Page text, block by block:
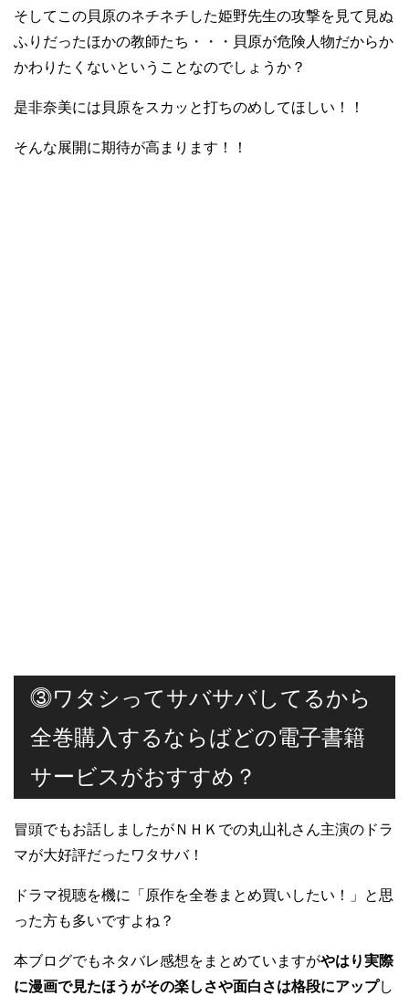
そしてこの貝原のネチネチした姫野先生の攻撃を見て見ぬ
ふりだったほかの教師たち・・・貝原が危険人物だからか
かわりたくないということなのでしょうか？
是非奈美には貝原をスカッと打ちのめしてほしい！！
そんな展開に期待が高まります！！
⓷ワタシってサバサバしてるから
全巻購入するならばどの電子書籍
サービスがおすすめ？
冒頭でもお話しましたがＮＨＫでの丸山礼さん主演のドラ
マが大好評だったワタサバ！
ドラマ視聴を機に「原作を全巻まとめ買いしたい！」と思
った方も多いですよね？
本ブログでもネタバレ感想をまとめていますがやはり実際
に漫画で見たほうがその楽しさや面白さは格段にアップし